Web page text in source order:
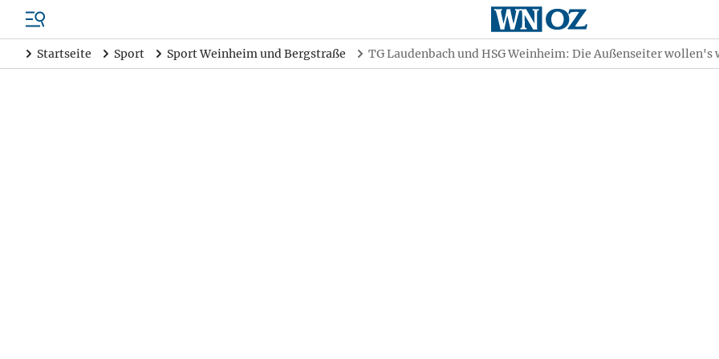
Startseite Sport Sport Weinheim und Bergstraße TG Laudenbach und HSG Weinheim: Die Außenseiter wollen's